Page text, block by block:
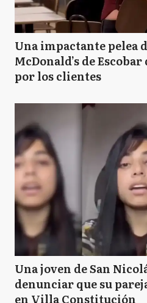
Una impactante pelea
McDonald’s de
por los clientes
Una joven de San
denunciar que su
en Villa Constitución